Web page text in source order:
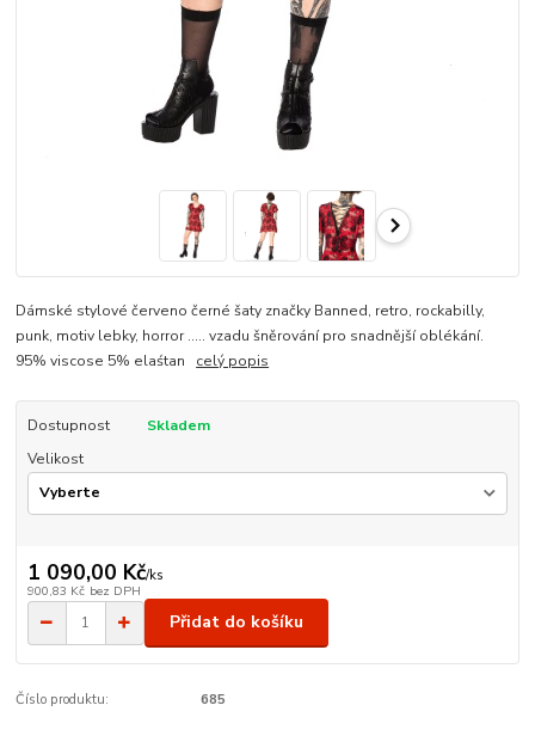
Dámské stylové červeno černé šaty značky Banned, retro, rockabilly,
punk, motiv lebky, horror ..... vzadu šněrování pro snadnější oblékání.
95% viscose 5% elaśtan celý popis
Dostupnost
Skladem
Velikost
1 090,00 Kč/ks
900,83 Kč bez DPH
Přidat do košíku
Číslo produktu: 685